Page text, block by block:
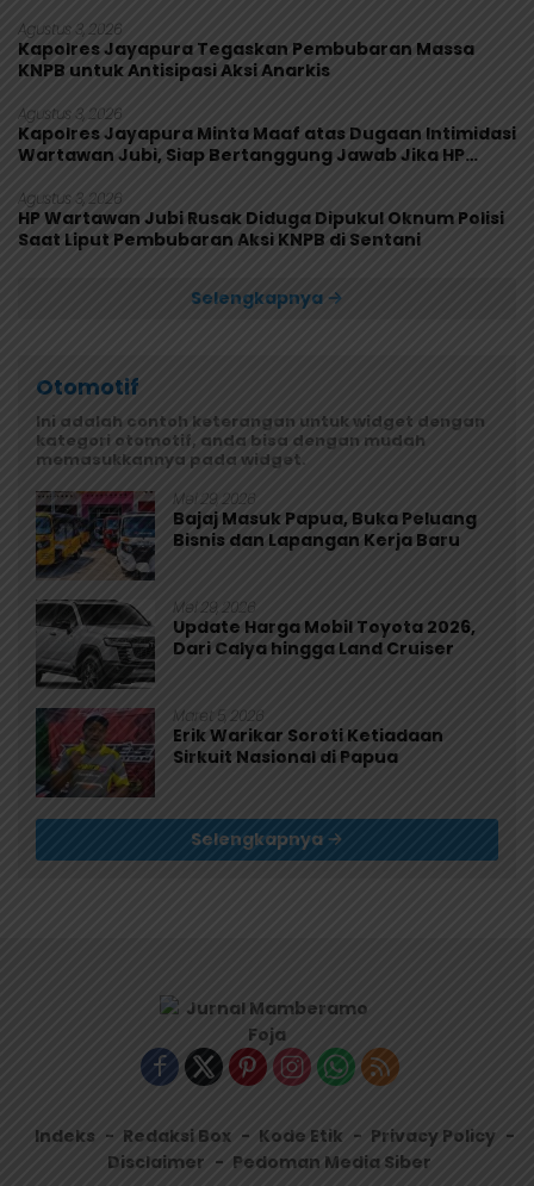
Agustus 3, 2026
Kapolres Jayapura Tegaskan Pembubaran Massa
KNPB untuk Antisipasi Aksi Anarkis
Agustus 3, 2026
Kapolres Jayapura Minta Maaf atas Dugaan Intimidasi
Wartawan Jubi, Siap Bertanggung Jawab Jika HP
Agustus 3, 2026
HP Wartawan Jubi Rusak Diduga Dipukul Oknum Polisi
Saat Liput Pembubaran Aksi KNPB di Sentani
Selengkapnya
Otomotif
Ini adalah contoh keterangan untuk widget dengan
kategori otomotif, anda bisa dengan mudah
memasukkannya pada widget.
Mei 29, 2026
Bajaj Masuk Papua, Buka Peluang
Bisnis dan Lapangan Kerja Baru
Mei 29, 2026
Update Harga Mobil Toyota 2026,
Dari Calya hingga Land Cruiser
Maret 5, 2026
Erik Warikar Soroti Ketiadaan
Sirkuit Nasional di Papua
Selengkapnya
Indeks Redaksi Box Kode Etik
Privacy Policy
Disclaimer
Pedoman Media Siber